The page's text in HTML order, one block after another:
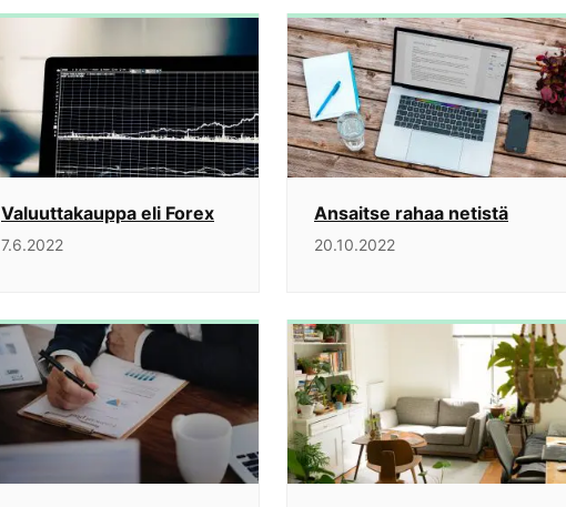
Valuuttakauppa eli Forex
7.6.2022
Ansaitse rahaa netistä
20.10.2022